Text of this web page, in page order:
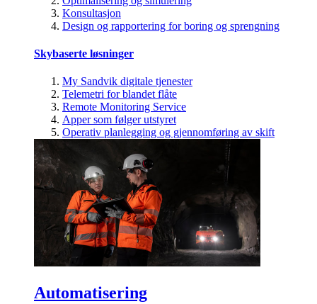
Konsultasjon
Design og rapportering for boring og sprengning
Skybaserte løsninger
My Sandvik digitale tjenester
Telemetri for blandet flåte
Remote Monitoring Service
Apper som følger utstyret
Operativ planlegging og gjennomføring av skift
Automatisering